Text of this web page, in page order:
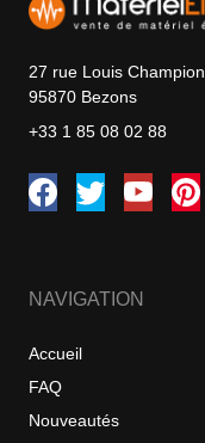
27 rue Louis Champion
95870 Bezons
+33 1 85 08 02 88
NAVIGATION
Accueil
FAQ
Nouveautés